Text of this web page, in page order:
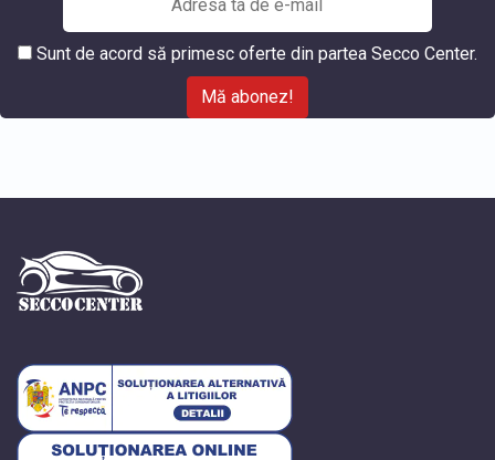
Sunt de acord să primesc oferte din partea Secco Center.
Mă abonez!